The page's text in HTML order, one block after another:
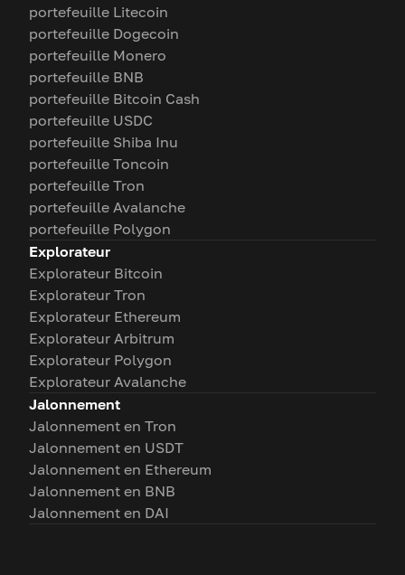
portefeuille Litecoin
portefeuille Dogecoin
portefeuille Monero
portefeuille BNB
portefeuille Bitcoin Cash
portefeuille USDC
portefeuille Shiba Inu
portefeuille Toncoin
portefeuille Tron
portefeuille Avalanche
portefeuille Polygon
Explorateur
Explorateur Bitcoin
Explorateur Tron
Explorateur Ethereum
Explorateur Arbitrum
Explorateur Polygon
Explorateur Avalanche
Jalonnement
Jalonnement en Tron
Jalonnement en USDT
Jalonnement en Ethereum
Jalonnement en BNB
Jalonnement en DAI